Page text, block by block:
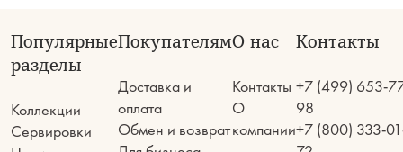
Популярные
разделы
Коллекции
Сервировки
Покупателям
Доставка и
оплата
Обмен и возврат
О нас
Контакты
О
компании
Контакты
+7 (499) 653-
98
+7 (800) 333-